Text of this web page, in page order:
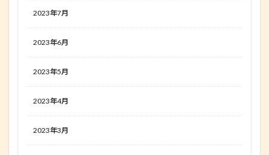
2023年7月
2023年6月
2023年5月
2023年4月
2023年3月